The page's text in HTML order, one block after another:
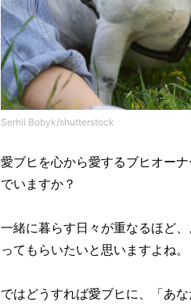
Serhii Bobyk/shutterstock
愛ブヒを心から愛するブヒオー
でいますか？
一緒に暮らす日々が重なるほど
ってもらいたいと思いますよね。
ではどうすれば愛ブヒに、「あ